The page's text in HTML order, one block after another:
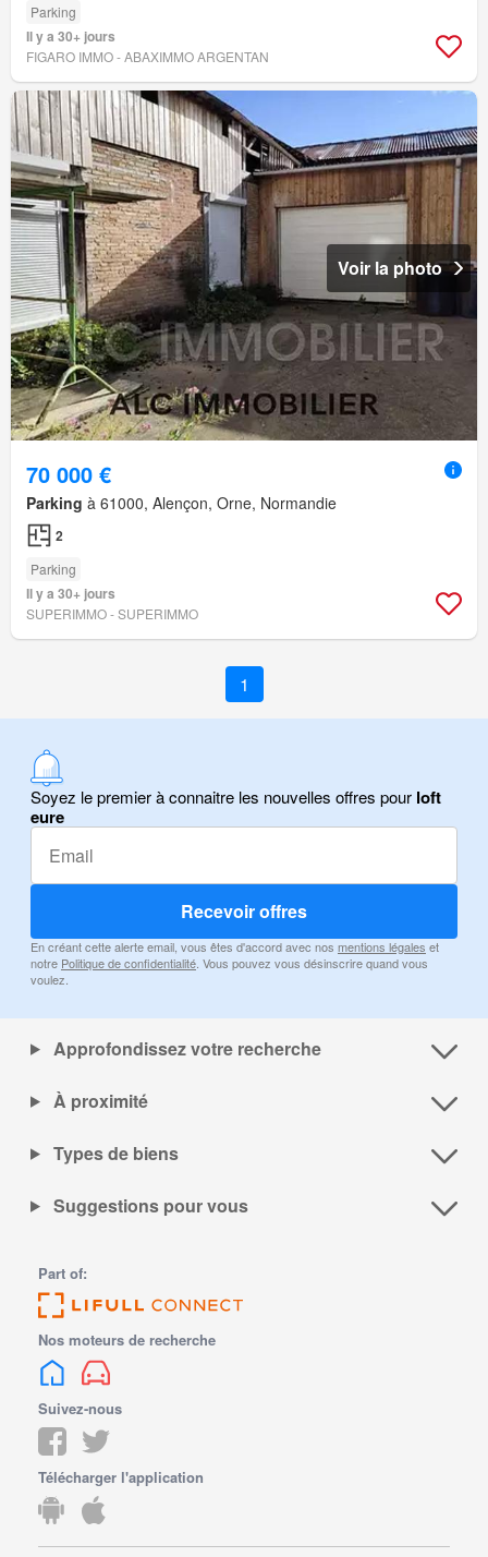
Parking
Il y a 30+ jours
FIGARO IMMO - ABAXIMMO ARGENTAN
Voir la photo
70 000 €
Parking à 61000, Alençon, Orne, Normandie
2
Parking
Il y a 30+ jours
SUPERIMMO - SUPERIMMO
1
Soyez le premier à connaitre les nouvelles offres pour loft
eure
Recevoir offres
En créant cette alerte email, vous êtes d'accord avec nos mentions légales et
notre Politique de confidentialité . Vous pouvez vous désinscrire quand vous
voulez.
Approfondissez votre recherche
À proximité
Types de biens
Suggestions pour vous
Part of:
Nos moteurs de recherche
Suivez-nous
Télécharger l'application